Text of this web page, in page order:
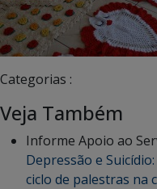
Categorias :
Veja Também
Informe Apoio ao
Depressão e
ciclo de palestras na